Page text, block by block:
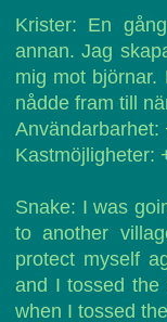
Krister: En
annan. Jag
mig mot
nådde fram till
Användarbarhet:
Kastmöjligheter:
Snake: I was
to another
protect myself
and I tossed the
when I tossed